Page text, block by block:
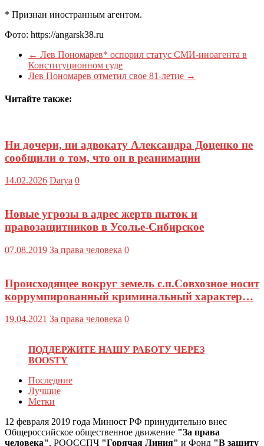
* Признан иностранным агентом.
Фото: https://angarsk38.ru
← Лев Пономарев* оспорил статус СМИ-иноагента в
Конституционном суде
Лев Пономарев отметил свое 81-летие →
Читайте также:
Ни дочери, ни адвокату Александра Доценко не
сообщили о том, что он в реанимации
14.02.2026 Darya 0
Новые угрозы в адрес жертв пыток и
правозащитников в Усолье-Сибирское
07.08.2019 За права человека 0
Происходящее вокруг земель с.п.Совхозное носит
коррумпированный криминальный характер…
19.04.2021 За права человека 0
ПОДДЕРЖИТЕ НАШУ РАБОТУ ЧЕРЕЗ
BOOSTY
Последние
Лучшие
Метки
12 февраля 2019 года Минюст РФ принудительно внес
Общероссийское общественное движение "За права
человека", РООССПЧ "Горячая Линия" и Фонд "В защиту